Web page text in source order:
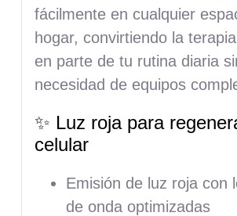
fácilmente en cualquier
hogar, convirtiendo la
en parte de tu rutina diaria
necesidad de equipos
✨ Luz roja para
celular
Emisión de luz roja con
de onda optimizadas